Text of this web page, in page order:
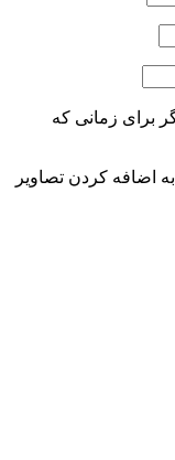
برای زمانی که
اضافه کردن تصاویر